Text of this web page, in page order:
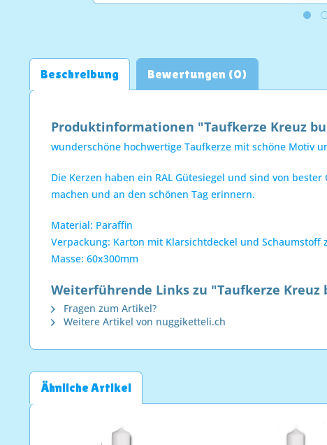
Beschreibung Bewertungen (0)
Produktinformationen "Taufkerze Kreuz
wunderschöne hochwertige Taufkerze mit schöne Motiv
Die Kerzen haben ein RAL Gütesiegel und sind von
machen und an den schönen Tag erinnern.
Material: Paraffin
Verpackung: Karton mit Klarsichtdeckel und
Masse: 60x300mm
Weiterführende Links zu "Taufkerze Kreuz
Fragen zum Artikel?
Weitere Artikel von nuggiketteli.ch
Ähnliche Artikel